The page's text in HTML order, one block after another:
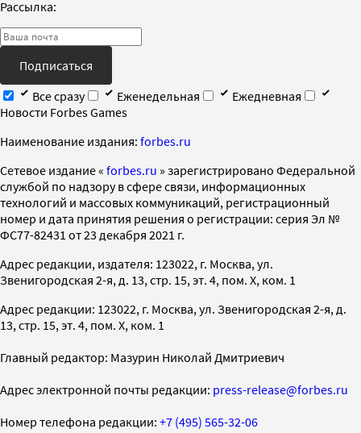
Рассылка:
Подписаться
Все сразу
Еженедельная
Ежедневная
Новости Forbes Games
Наименование издания: forbes.ru
Cетевое издание « forbes.ru » зарегистрировано Федеральной
службой по надзору в сфере связи, информационных
технологий и массовых коммуникаций, регистрационный
номер и дата принятия решения о регистрации: серия Эл №
ФС77-82431 от 23 декабря 2021 г.
Адрес редакции, издателя: 123022, г. Москва, ул.
Звенигородская 2-я, д. 13, стр. 15, эт. 4, пом. X, ком. 1
Адрес редакции: 123022, г. Москва, ул. Звенигородская 2-я, д.
13, стр. 15, эт. 4, пом. X, ком. 1
Главный редактор: Мазурин Николай Дмитриевич
Адрес электронной почты редакции: press-release@forbes.ru
Номер телефона редакции: +7 (495) 565-32-06